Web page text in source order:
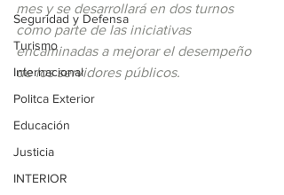
Seguridad y Defensa
Turismo
Internacional
Politca Exterior
Educación
Justicia
INTERIOR
mes y se desarrollará en dos turnos
como parte de las iniciativas
encaminadas a mejorar el desempeño
de los servidores públicos.